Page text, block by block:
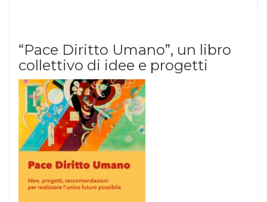
“Pace Diritto Umano”, un libro
collettivo di idee e progetti